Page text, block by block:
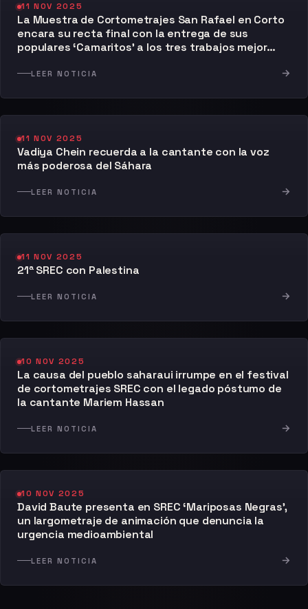
11 NOV 2025
La Muestra de Cortometrajes San Rafael en Corto
encara su recta final con la entrega de sus
populares ‘Camaritos’ a los tres trabajos mejor
LEER NOTICIA →
11 NOV 2025
Vadiya Chein recuerda a la cantante con la voz
más poderosa del Sáhara
LEER NOTICIA →
11 NOV 2025
21ª SREC con Palestina
LEER NOTICIA →
10 NOV 2025
La causa del pueblo saharaui irrumpe en el festival
de cortometrajes SREC con el legado póstumo de
la cantante Mariem Hassan
LEER NOTICIA →
10 NOV 2025
David Baute presenta en SREC ‘Mariposas Negras’,
un largometraje de animación que denuncia la
urgencia medioambiental
LEER NOTICIA →